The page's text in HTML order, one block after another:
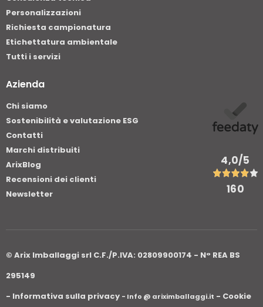
Personalizzazioni
Richiesta campionatura
Etichettatura ambientale
Tutti i servizi
Azienda
Chi siamo
Sostenibilità e valutazione ESG
Contatti
Marchi distribuiti
ArixBlog
Recensioni dei clienti
Newsletter
4,0/5
160
- Informativa sulla privacy - Info @ ariximballaggi.it - Cookie
© Arix Imballaggi srl C.F./P.IVA: 02809900174 - N° REA BS
295149